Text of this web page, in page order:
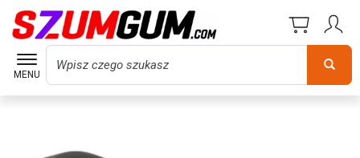
MENU
Wyszukaj